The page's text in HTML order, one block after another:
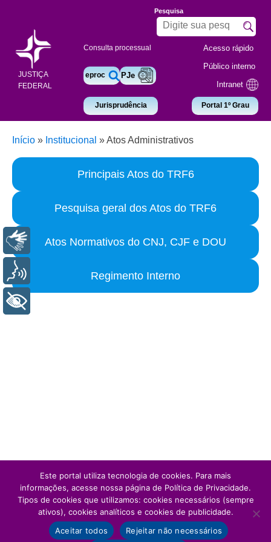
JUSTIÇA
FEDERAL
Consulta processual
eproc PJe
Jurisprudência
Pesquisa
Acesso rápido
Público interno
Intranet
Portal 1º Grau
Início » Institucional »Atos Administrativos
Principais Atos do TRF6
Pesquisa geral dos Atos do TRF6
Atos Normativos do CNJ, CJF e DOU
Regimento Interno
Este portal utiliza tecnologia de cookies. Para mais
informações, acesse nossa página de Política de Privacidade.
Tipos de cookies que utilizamos: cookies necessários (sempre
ativos), cookies analíticos e cookies de publicidade.
Aceitar todos
Rejeitar não necessários
Libras